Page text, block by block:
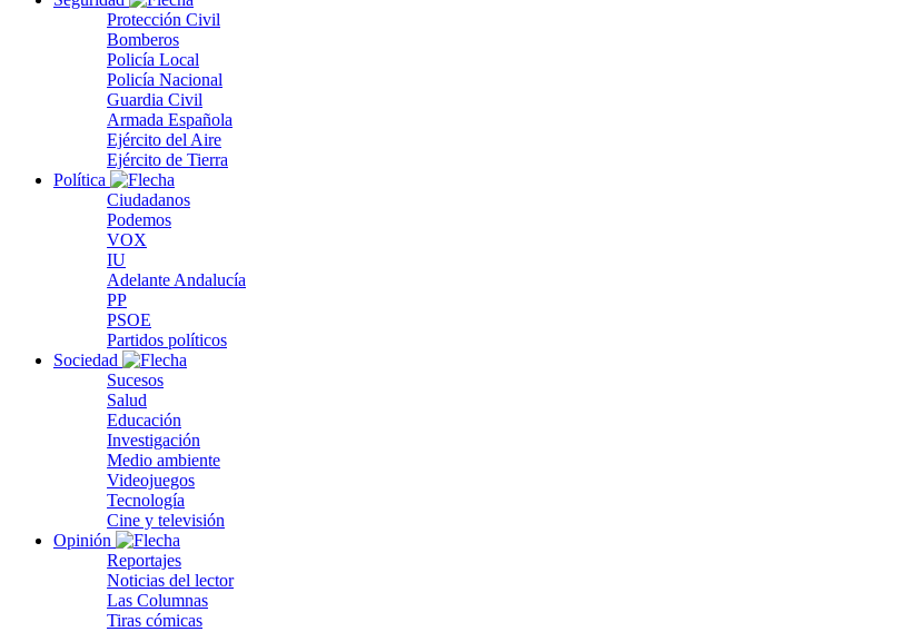
Protección Civil
Bomberos
Policía Local
Policía Nacional
Guardia Civil
Armada Española
Ejército del Aire
Ejército de Tierra
Política
Ciudadanos
Podemos
VOX
IU
Adelante Andalucía
PP
PSOE
Partidos políticos
Sociedad
Sucesos
Salud
Educación
Investigación
Medio ambiente
Videojuegos
Tecnología
Cine y televisión
Opinión
Reportajes
Noticias del lector
Las Columnas
Tiras cómicas